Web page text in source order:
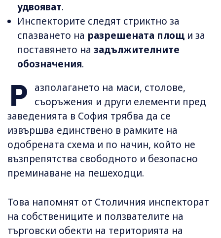
удвояват.
Инспекторите следят стриктно за
спазването на разрешената площ и за
поставянето на задължителните
обозначения.
Р
азполагането на маси, столове,
съоръжения и други елементи пред
заведенията в София трябва да се
извършва единствено в рамките на
одобрената схема и по начин, който не
възпрепятства свободното и безопасно
преминаване на пешеходци.
Това напомнят от Столичния инспекторат
на собствениците и ползвателите на
търговски обекти на територията на